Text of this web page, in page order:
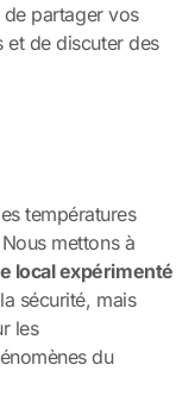
de partager vos
et de discuter des
températures
mettons à
local expérimenté
sécurité, mais
les
du